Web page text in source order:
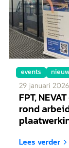
events
29 januari 2026
FPT,
rond
Lees verder 